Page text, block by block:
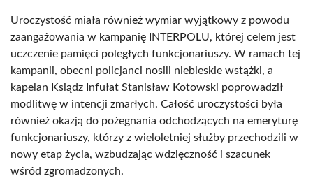
Uroczystość miała również wymiar wyjątkowy z powodu
zaangażowania w kampanię INTERPOLU, której celem jest
uczczenie pamięci poległych funkcjonariuszy. W ramach tej
kampanii, obecni policjanci nosili niebieskie wstążki, a
kapelan Ksiądz Infułat Stanisław Kotowski poprowadził
modlitwę w intencji zmarłych. Całość uroczystości była
również okazją do pożegnania odchodzących na emeryturę
funkcjonariuszy, którzy z wieloletniej służby przechodzili w
nowy etap życia, wzbudzając wdzięczność i szacunek
wśród zgromadzonych.